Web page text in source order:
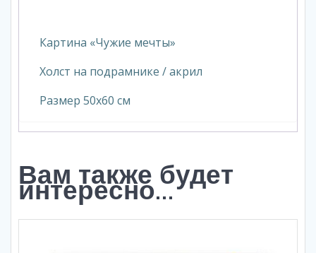
Картина «Чужие мечты»
Холст на подрамнике / акрил
Размер 50х60 см
Вам также будет
интересно…